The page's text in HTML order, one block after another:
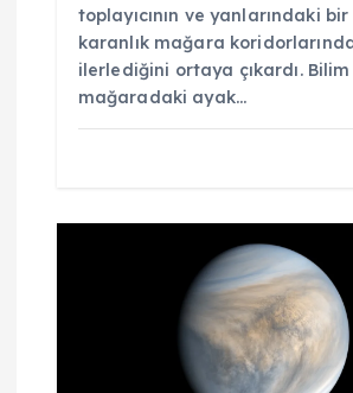
toplayıcının ve yanlarındaki
karanlık mağara
ilerlediğini ortaya çıkardı. Bilim
mağaradaki ayak…